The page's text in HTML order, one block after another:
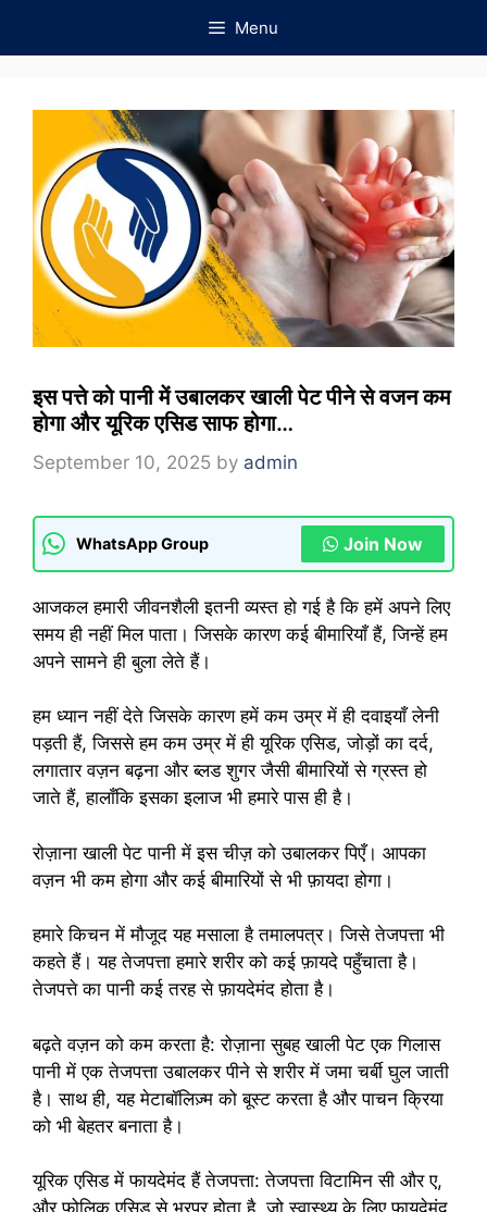
Menu
इस पत्ते को पानी में उबालकर खाली पेट पीने से वजन कम
होगा और यूरिक एसिड साफ होगा…
September 10, 2025 by admin
WhatsApp Group Join Now
आजकल हमारी जीवनशैली इतनी व्यस्त हो गई है कि हमें अपने लिए
समय ही नहीं मिल पाता। जिसके कारण कई बीमारियाँ हैं, जिन्हें हम
अपने सामने ही बुला लेते हैं।
हम ध्यान नहीं देते जिसके कारण हमें कम उम्र में ही दवाइयाँ लेनी
पड़ती हैं, जिससे हम कम उम्र में ही यूरिक एसिड, जोड़ों का दर्द,
लगातार वज़न बढ़ना और ब्लड शुगर जैसी बीमारियों से ग्रस्त हो
जाते हैं, हालाँकि इसका इलाज भी हमारे पास ही है।
रोज़ाना खाली पेट पानी में इस चीज़ को उबालकर पिएँ। आपका
वज़न भी कम होगा और कई बीमारियों से भी फ़ायदा होगा।
हमारे किचन में मौजूद यह मसाला है तमालपत्र। जिसे तेजपत्ता भी
कहते हैं। यह तेजपत्ता हमारे शरीर को कई फ़ायदे पहुँचाता है।
तेजपत्ते का पानी कई तरह से फ़ायदेमंद होता है।
बढ़ते वज़न को कम करता है: रोज़ाना सुबह खाली पेट एक गिलास
पानी में एक तेजपत्ता उबालकर पीने से शरीर में जमा चर्बी घुल जाती
है। साथ ही, यह मेटाबॉलिज़्म को बूस्ट करता है और पाचन क्रिया
को भी बेहतर बनाता है।
यूरिक एसिड में फायदेमंद हैं तेजपत्ता: तेजपत्ता विटामिन सी और ए,